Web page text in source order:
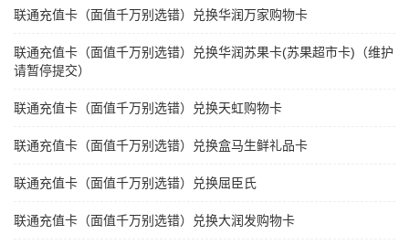
联通充值卡（面值千万别选错）兑换华润万家购物卡
联通充值卡（面值千万别选错）兑换华润苏果卡(苏果超市卡)（维护
请暂停提交）
联通充值卡（面值千万别选错）兑换天虹购物卡
联通充值卡（面值千万别选错）兑换盒马生鲜礼品卡
联通充值卡（面值千万别选错）兑换屈臣氏
联通充值卡（面值千万别选错）兑换大润发购物卡